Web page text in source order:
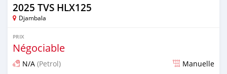
2025 TVS HLX125
Djambala
PRIX
Négociable
N/A (Petrol) Manuelle